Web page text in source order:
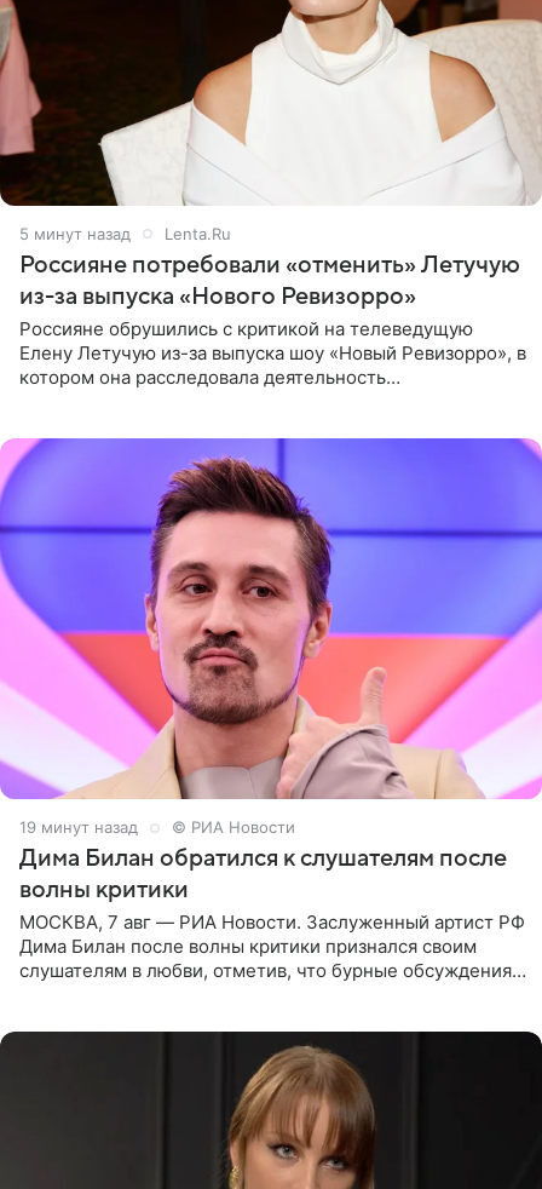
5 минут назад Lenta.Ru
Россияне потребовали «отменить» Летучую
из-за выпуска «Нового Ревизорро»
Россияне обрушились с критикой на телеведущую
Елену Летучую из-за выпуска шоу «Новый Ревизорро», в
котором она расследовала деятельность
19 минут назад © РИА Новости
Дима Билан обратился к слушателям после
волны критики
МОСКВА, 7 авг — РИА Новости. Заслуженный артист РФ
Дима Билан после волны критики признался своим
слушателям в любви, отметив, что бурные обсуждения